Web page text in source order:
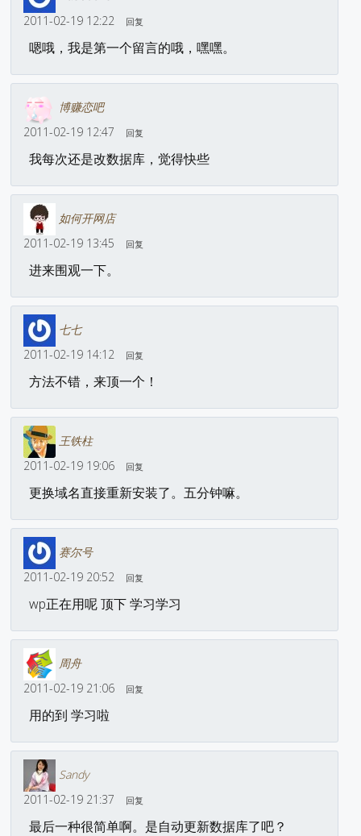
2011-02-19 12:22
回复
嗯哦，我是第一个留言的哦，嘿嘿。
博赚恋吧
2011-02-19 12:47
回复
我每次还是改数据库，觉得快些
如何开网店
2011-02-19 13:45
回复
进来围观一下。
七七
2011-02-19 14:12
回复
方法不错，来顶一个！
王铁柱
2011-02-19 19:06
回复
更换域名直接重新安装了。五分钟嘛。
赛尔号
2011-02-19 20:52
回复
wp正在用呢 顶下 学习学习
周舟
2011-02-19 21:06
回复
用的到 学习啦
Sandy
2011-02-19 21:37
回复
最后一种很简单啊。是自动更新数据库了吧？